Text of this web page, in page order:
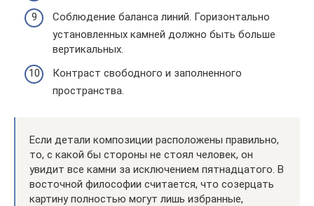
Соблюдение баланса линий. Горизонтально
установленных камней должно быть больше
вертикальных.
Контраст свободного и заполненного
пространства.
Если детали композиции расположены правильно,
то, с какой бы стороны не стоял человек, он
увидит все камни за исключением пятнадцатого. В
восточной философии считается, что созерцать
картину полностью могут лишь избранные,